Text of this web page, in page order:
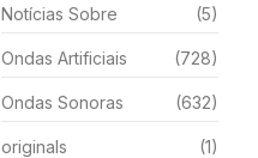
Notícias Sobre (5)
Ondas Artificiais (728)
Ondas Sonoras (632)
originals (1)